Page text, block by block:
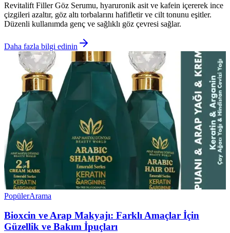
Revitalift Filler Göz Serumu, hyaruronik asit ve kafein içererek ince
çizgileri azaltır, göz altı torbalarını hafifletir ve cilt tonunu eşitler.
Düzenli kullanımda genç ve sağlıklı göz çevresi sağlar.
Daha fazla bilgi edinin
PopülerArama
Bioxcin ve Arap Makyajı: Farklı Amaçlar İçin
Güzellik ve Bakım İpuçları